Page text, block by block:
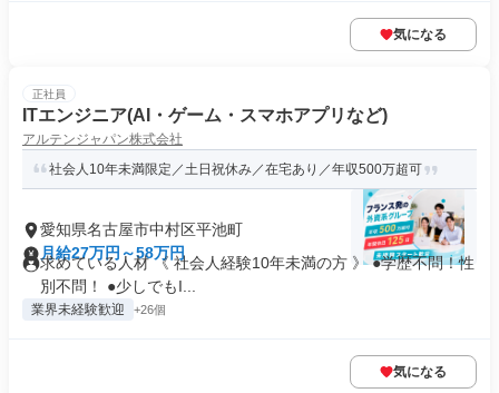
気になる
正社員
ITエンジニア(AI・ゲーム・スマホアプリなど)
アルテンジャパン株式会社
社会人10年未満限定／土日祝休み／在宅あり／年収500万超可
愛知県名古屋市中村区平池町
月給27万円～58万円
求めている人材 《 社会人経験10年未満の方 》 ●学歴不問！性
別不問！ ●少しでもI...
業界未経験歓迎 +26個
気になる